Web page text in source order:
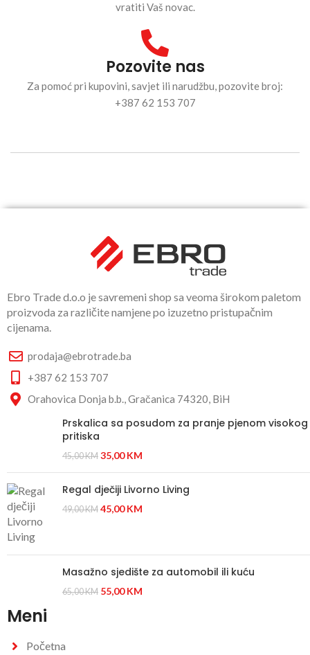
vratiti Vaš novac.
Pozovite nas
Za pomoć pri kupovini, savjet ili narudžbu, pozovite broj:
+387 62 153 707
Ebro Trade d.o.o je savremeni shop sa veoma širokom paletom
proizvoda za različite namjene po izuzetno pristupačnim
cijenama.
prodaja@ebrotrade.ba
+387 62 153 707
Orahovica Donja b.b., Gračanica 74320, BiH
Prskalica sa posudom za pranje pjenom visokog
pritiska
45,00KM 35,00KM
Regal dječiji Livorno Living
49,00KM 45,00KM
Masažno sjedište za automobil ili kuću
65,00KM 55,00KM
Meni
Početna